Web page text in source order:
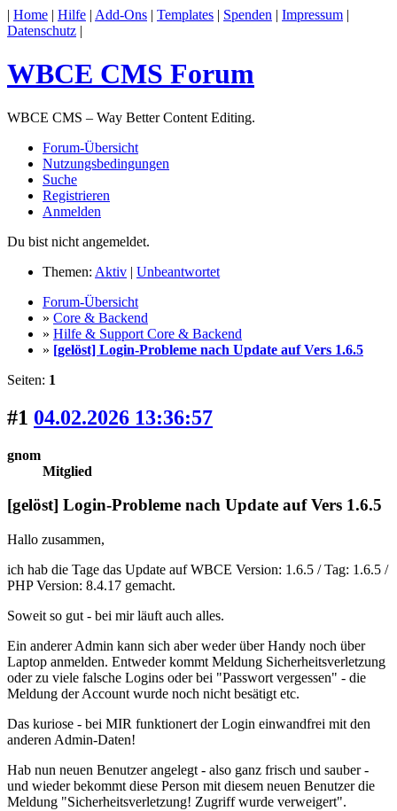
| Home | Hilfe | Add-Ons | Templates | Spenden | Impressum |
Datenschutz |
WBCE CMS Forum
WBCE CMS – Way Better Content Editing.
Forum-Übersicht
Nutzungsbedingungen
Suche
Registrieren
Anmelden
Du bist nicht angemeldet.
Themen: Aktiv | Unbeantwortet
Forum-Übersicht
» Core & Backend
» Hilfe & Support Core & Backend
» [gelöst] Login-Probleme nach Update auf Vers 1.6.5
Seiten: 1
#1 04.02.2026 13:36:57
gnom
Mitglied
[gelöst] Login-Probleme nach Update auf Vers 1.6.5
Hallo zusammen,
ich hab die Tage das Update auf WBCE Version: 1.6.5 / Tag: 1.6.5 /
PHP Version: 8.4.17 gemacht.
Soweit so gut - bei mir läuft auch alles.
Ein anderer Admin kann sich aber weder über Handy noch über
Laptop anmelden. Entweder kommt Meldung Sicherheitsverletzung
oder zu viele falsche Logins oder bei "Passwort vergessen" - die
Meldung der Account wurde noch nicht besätigt etc.
Das kuriose - bei MIR funktionert der Login einwandfrei mit den
anderen Admin-Daten!
Hab nun neuen Benutzer angelegt - also ganz frisch und sauber -
und wieder bekommt diese Person mit diesem neuen Benutzer die
Meldung "Sicherheitsverletzung! Zugriff wurde verweigert".